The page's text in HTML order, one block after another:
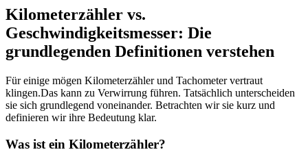
Kilometerzähler vs.
Geschwindigkeitsmesser: Die
grundlegenden Definitionen verstehen
Für einige mögen Kilometerzähler und Tachometer vertraut
klingen.Das kann zu Verwirrung führen. Tatsächlich unterscheiden
sie sich grundlegend voneinander. Betrachten wir sie kurz und
definieren wir ihre Bedeutung klar.
Was ist ein Kilometerzähler?